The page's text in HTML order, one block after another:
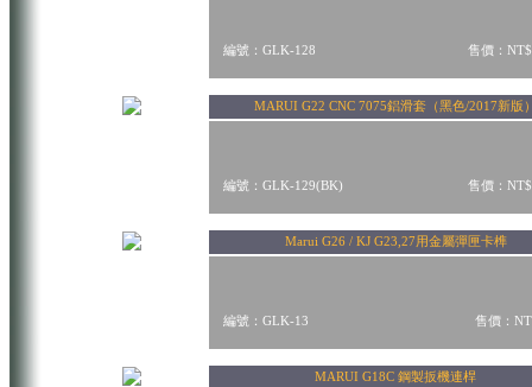
編號：GLK-128 售價：
MARUI G22 CNC 7075鋁滑套（黑色/2017新版
編號：GLK-129(BK) 售價：
Marui G26 / KJ G23,27用金屬彈匣卡榫
編號：GLK-13 售價：
MARUI G18C 鋼製扳機連桿